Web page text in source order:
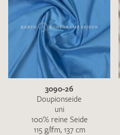
3090-26
Doupionseide
uni
100% reine Seide
115 g/lfm, 137 cm